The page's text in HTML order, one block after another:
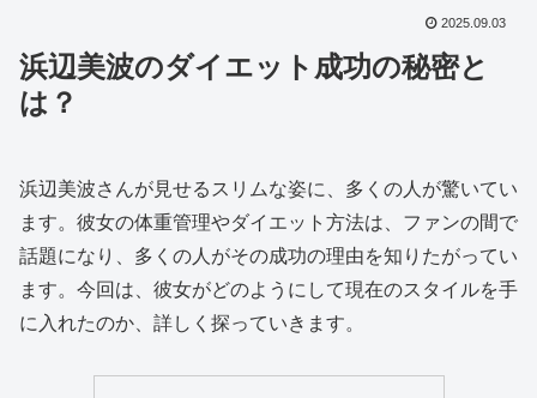
2025.09.03
浜辺美波のダイエット成功の秘密と
は？
浜辺美波さんが見せるスリムな姿に、多くの人が驚いてい
ます。彼女の体重管理やダイエット方法は、ファンの間で
話題になり、多くの人がその成功の理由を知りたがってい
ます。今回は、彼女がどのようにして現在のスタイルを手
に入れたのか、詳しく探っていきます。